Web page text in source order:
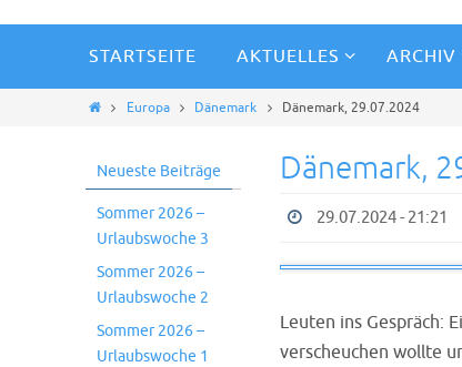
STARTSEITE AKTUELLES ARCHIV
Europa Dänemark Dänemark, 29.07.2024
Dänemark,
29.07.2024 - 21:21
Leuten ins Gespräch:
verscheuchen wollte
Neueste Beiträge
Sommer 2026 –
Urlaubswoche 3
Sommer 2026 –
Urlaubswoche 2
Sommer 2026 –
Urlaubswoche 1